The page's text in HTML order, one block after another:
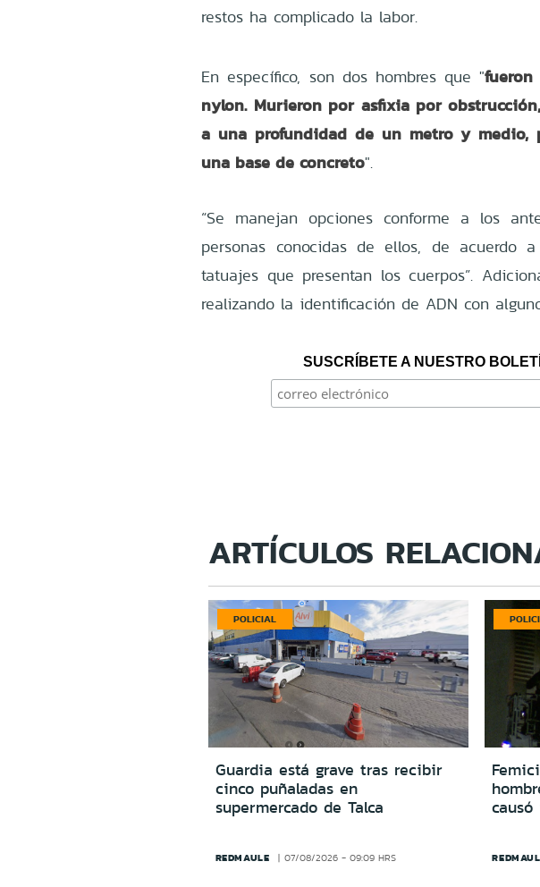
restos ha complicado la labor.
En específico, son dos hombres que "
nylon. Murieron por asfixia por
a una profundidad de un metro y medio,
una base de concreto".
“Se manejan opciones conforme a los
personas conocidas de ellos, de acuerdo
tatuajes que presentan los cuerpos”.
realizando la identificación de ADN con
SUSCRÍBETE A NUESTRO
ARTÍCULOS
POLICIAL
Guardia está grave tras recibir
cinco puñaladas en
supermercado de Talca
REDMAULE 07/08/2026 - 09:09 HRS